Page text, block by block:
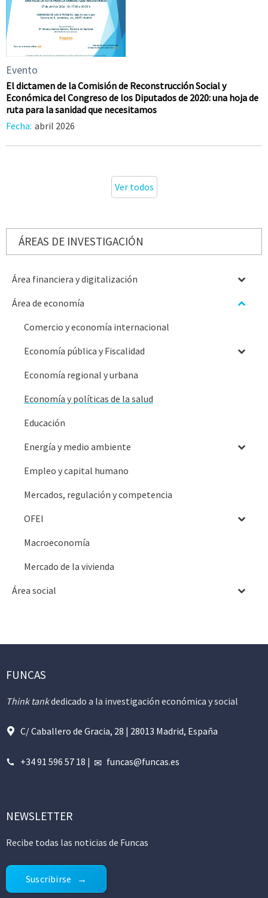
Evento
El dictamen de la Comisión de Reconstrucción Social y
Económica del Congreso de los Diputados de 2020: una hoja de
ruta para la sanidad que necesitamos
Fecha: abril 2026
Ver todos
ÁREAS DE INVESTIGACIÓN
Área financiera y digitalización
Área de economía
Comercio y economía internacional
Economía pública y Fiscalidad
Economía regional y urbana
Economía y políticas de la salud
Educación
Energía y medio ambiente
Empleo y capital humano
Mercados, regulación y competencia
OFEI
Macroeconomía
Mercado de la vivienda
Área social
FUNCAS
Think tankdedicado a la investigación económica y social
C/ Caballero de Gracia, 28 | 28013 Madrid, España
+34 91 596 57 18 | funcas@funcas.es
NEWSLETTER
Recibe todas las noticias de Funcas
Suscribirse